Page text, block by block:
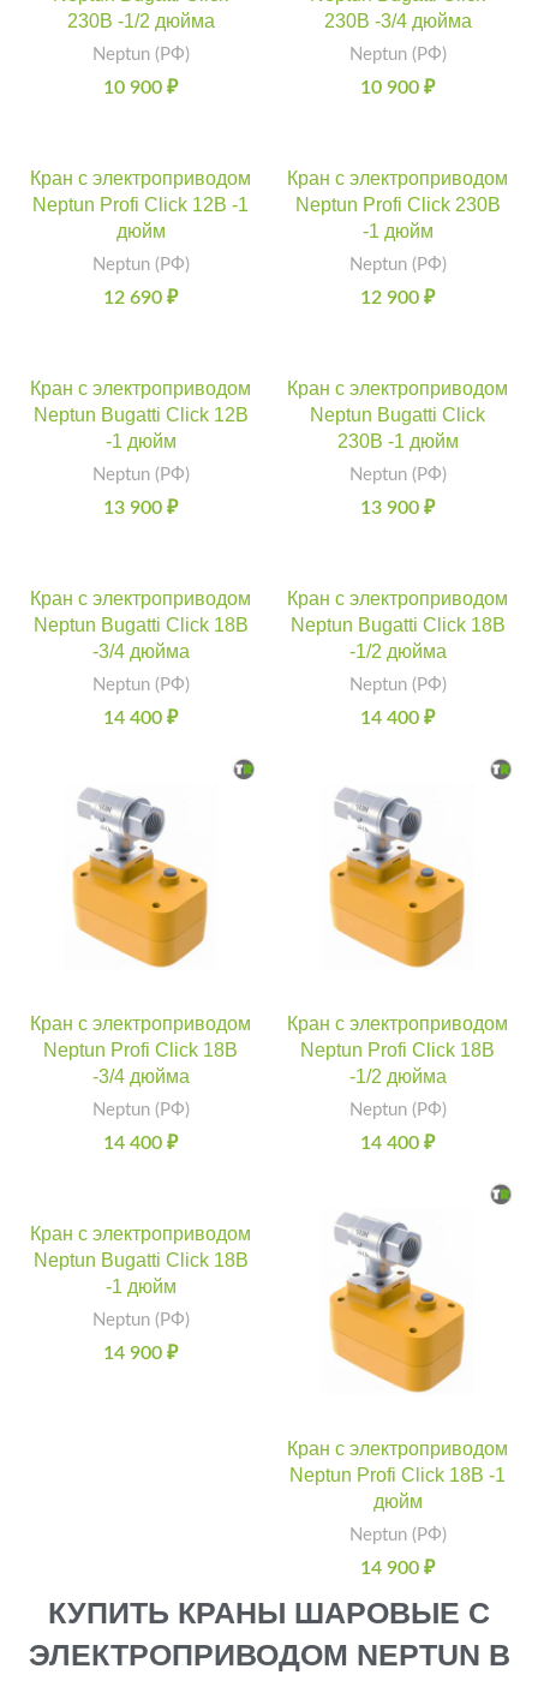
230В -1/2 дюйма
Neptun (РФ)
10 900 ₽
230В -3/4 дюйма
Neptun (РФ)
10 900 ₽
Кран с электроприводом
Neptun Profi Click 12В -1
дюйм
Neptun (РФ)
12 690 ₽
Кран с электроприводом
Neptun Profi Click 230В
-1 дюйм
Neptun (РФ)
12 900 ₽
Кран с электроприводом
Neptun Bugatti Click 12В
-1 дюйм
Neptun (РФ)
13 900 ₽
Кран с электроприводом
Neptun Bugatti Click
230В -1 дюйм
Neptun (РФ)
13 900 ₽
Кран с электроприводом
Neptun Bugatti Click 18В
-3/4 дюйма
Neptun (РФ)
14 400 ₽
Кран с электроприводом
Neptun Bugatti Click 18В
-1/2 дюйма
Neptun (РФ)
14 400 ₽
Кран с электроприводом
Neptun Profi Click 18В
-3/4 дюйма
Neptun (РФ)
14 400 ₽
Кран с электроприводом
Neptun Profi Click 18В
-1/2 дюйма
Neptun (РФ)
14 400 ₽
Кран с электроприводом
Neptun Bugatti Click 18В
-1 дюйм
Neptun (РФ)
14 900 ₽
Кран с электроприводом
Neptun Profi Click 18В -1
дюйм
Neptun (РФ)
14 900 ₽
КУПИТЬ КРАНЫ ШАРОВЫЕ С
ЭЛЕКТРОПРИВОДОМ NEPTUN В